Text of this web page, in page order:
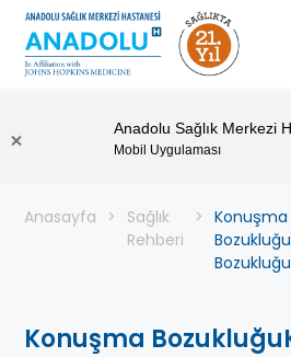
Anadolu Sağlık Merkezi
Mobil Uygulaması
Anasayfa
Sağlık
Rehberi
Konuşma
Konuşma